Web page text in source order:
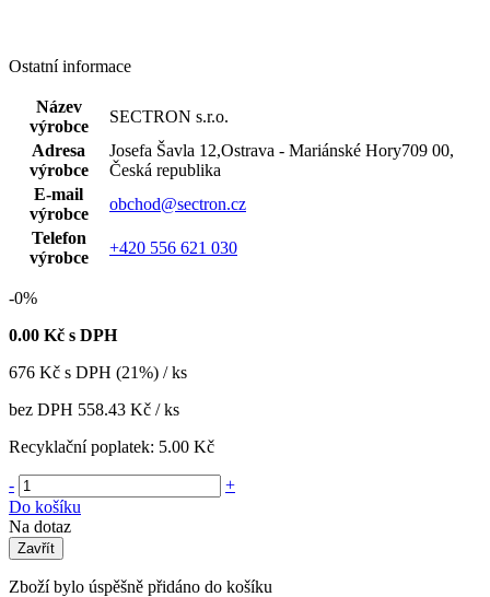
Ostatní informace
Název
výrobce
SECTRON s.r.o.
Adresa
výrobce
Josefa Šavla 12,Ostrava - Mariánské Hory709 00,
Česká republika
E-mail
výrobce
obchod@sectron.cz
Telefon
výrobce
+420 556 621 030
-0%
0.00 Kč s DPH
676 Kč s DPH (21%) / ks
bez DPH 558.43 Kč / ks
Recyklační poplatek: 5.00 Kč
-
+
Do košíku
Na dotaz
Zavřít
Zboží bylo úspěšně přidáno do košíku